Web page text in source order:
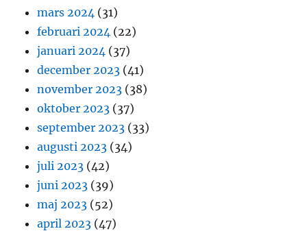
mars 2024 (31)
februari 2024 (22)
januari 2024 (37)
december 2023 (41)
november 2023 (38)
oktober 2023 (37)
september 2023 (33)
augusti 2023 (34)
juli 2023 (42)
juni 2023 (39)
maj 2023 (52)
april 2023 (47)